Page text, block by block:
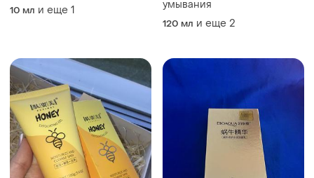
10 мл и еще 1
умывания
120 мл и еще 2